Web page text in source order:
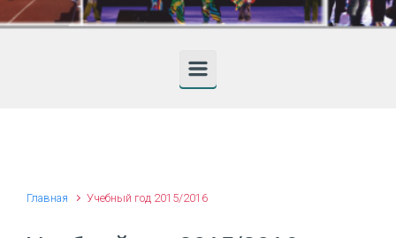
Главная Учебный год 2015/2016